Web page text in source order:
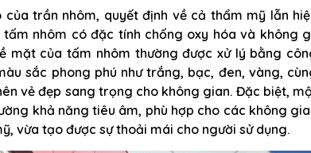
trần nhôm, quyết định về cả thẩm mỹ lẫn
nhôm có đặc tính chống oxy hóa và không
mặt của tấm nhôm thường được xử lý bằng
sắc phong phú như trắng, bạc, đen, vàng,
vẻ đẹp sang trọng cho không gian. Đặc biệt,
khả năng tiêu âm, phù hợp cho các không
vừa tạo được sự thoải mái cho người sử dụng.